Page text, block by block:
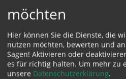
Disposition der
österreichischen Orgelbaus –
Überblick.
möchten
Hier können Sie die Dienste, die
nutzen möchten, bewerten und
Sagen! Aktivieren oder
es für richtig halten. Um mehr zu
unsere Datenschutzerklärung.